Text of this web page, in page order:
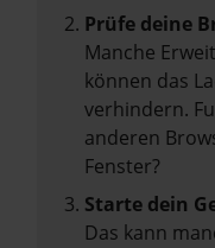
Prüfe deine
Manche
können das
verhindern.
anderen
Fenster?
Starte dein
Das kann